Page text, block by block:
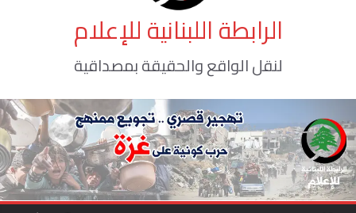
الرابطة اللبنانية للإعلام
لنقل الواقع والحقيقة بمصداقية